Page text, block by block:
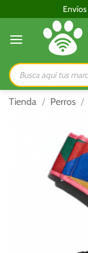
al
contenido
Envíos
Búsqueda
de
productos
Tienda / Perros /